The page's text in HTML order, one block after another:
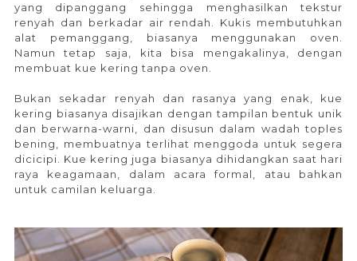
yang dipanggang sehingga menghasilkan tekstur
renyah dan berkadar air rendah. Kukis membutuhkan
alat pemanggang, biasanya menggunakan oven.
Namun tetap saja, kita bisa mengakalinya, dengan
membuat kue kering tanpa oven.
Bukan sekadar renyah dan rasanya yang enak, kue
kering biasanya disajikan dengan tampilan bentuk unik
dan berwarna-warni, dan disusun dalam wadah toples
bening, membuatnya terlihat menggoda untuk segera
dicicipi. Kue kering juga biasanya dihidangkan saat hari
raya keagamaan, dalam acara formal, atau bahkan
untuk camilan keluarga.